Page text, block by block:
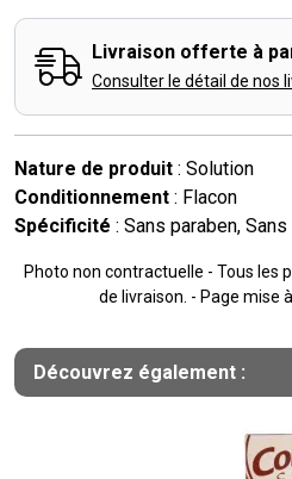
Livraison offerte à
Consulter le détail de nos
Nature de produit : Solution
Conditionnement : Flacon
Spécificité : Sans paraben,
Photo non contractuelle - Tous les
de livraison. - Page mise
Découvrez également :